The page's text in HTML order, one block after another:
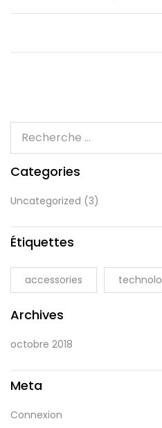
Categories
Uncategorized (3)
Étiquettes
accessories
Archives
octobre 2018
Meta
Connexion